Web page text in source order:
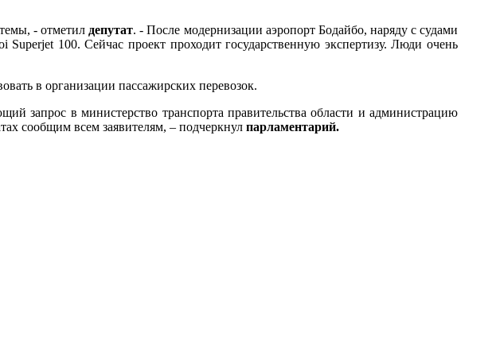
- отметил депутат. - После модернизации аэропорт Бодайбо, наряду с судами
100. Сейчас проект проходит государственную экспертизу. Люди очень
в организации пассажирских перевозок.
запрос в министерство транспорта правительства области и администрацию
сообщим всем заявителям, – подчеркнул парламентарий.